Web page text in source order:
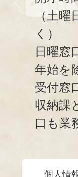
（土曜
く）
日曜窓
年始を
受付窓
収納課
口も業
個人情